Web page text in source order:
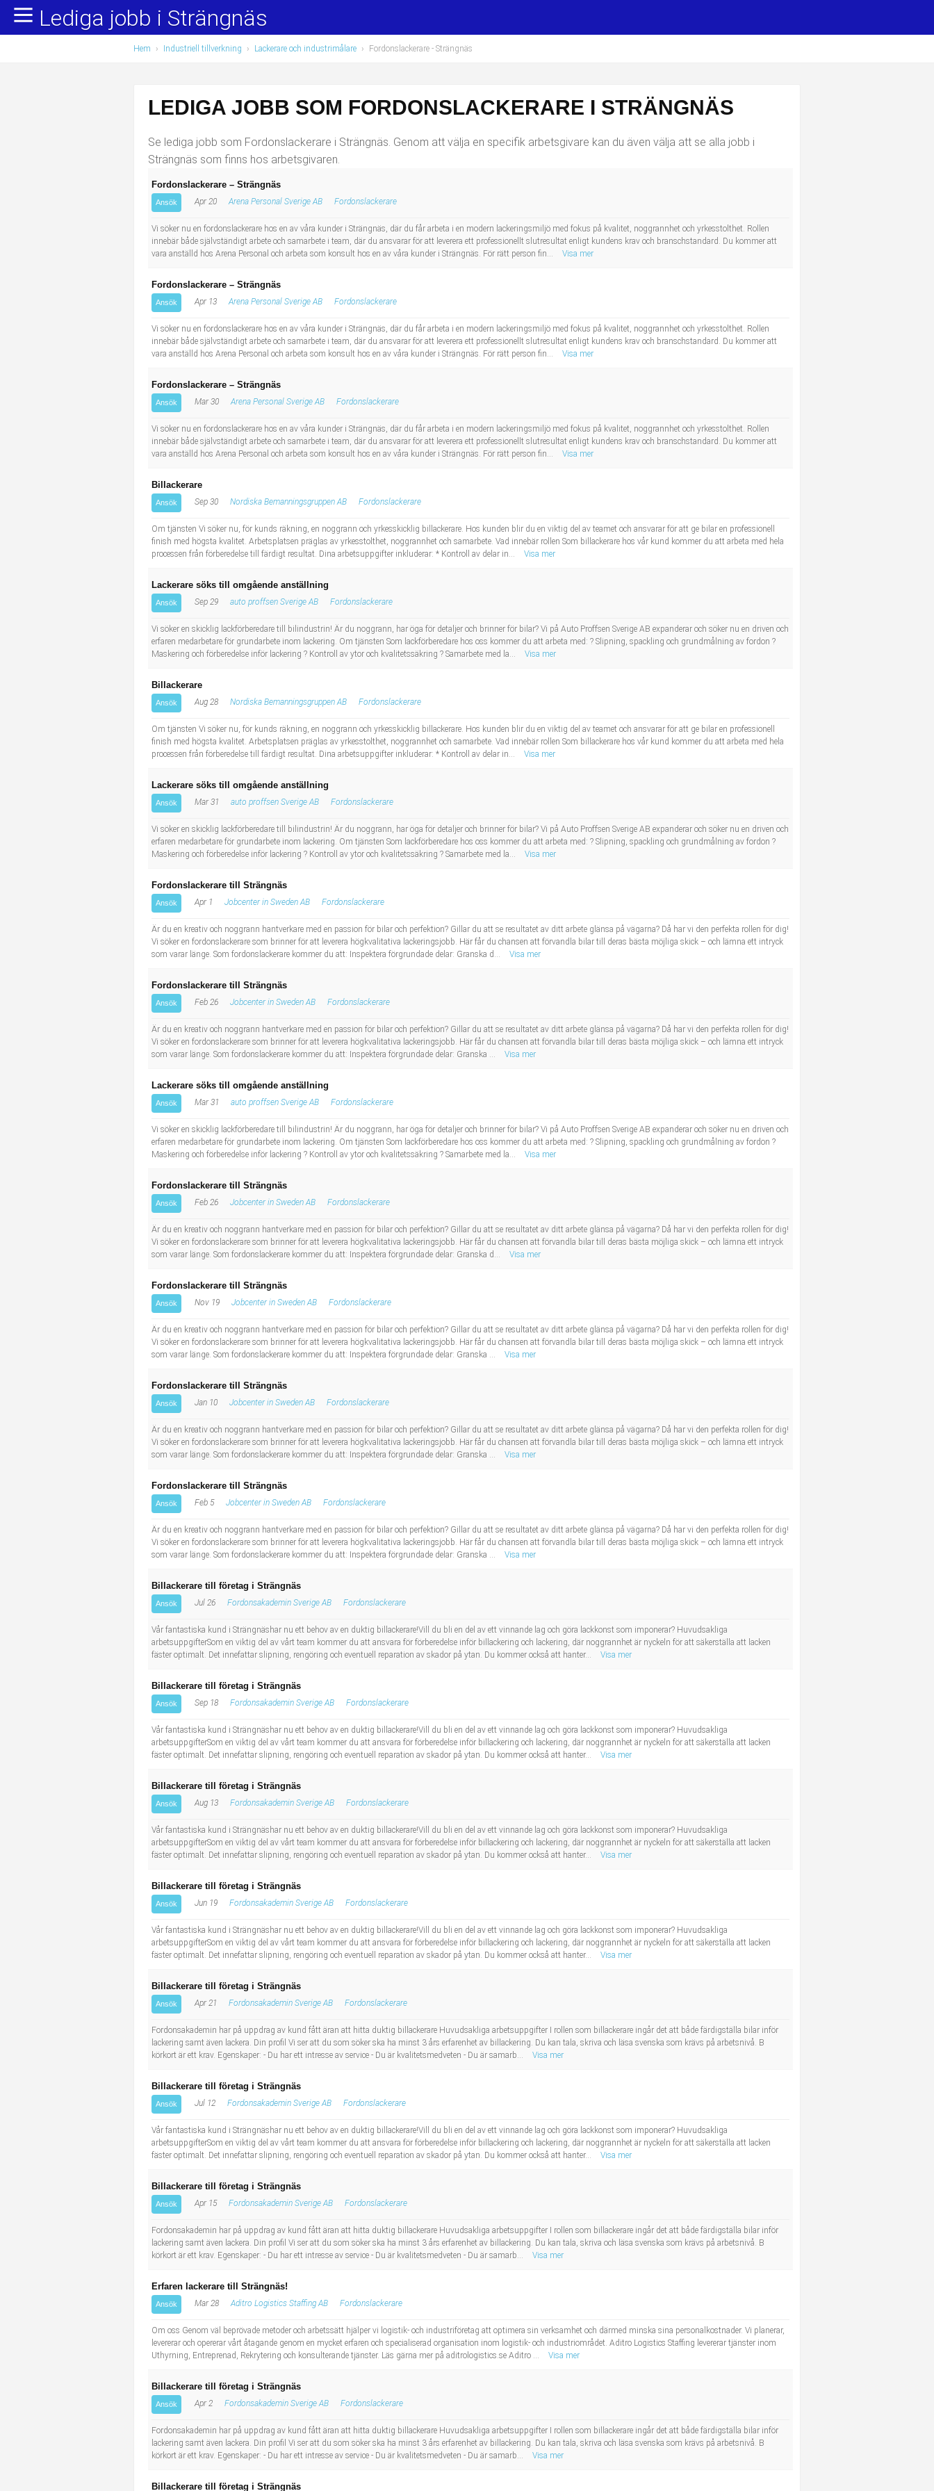
Yrkesområden
Administration, ekonomi, juridik
Försäljning, inköp, marknadsföring
Hotell, restaurang, storhushåll
Installation, drift, underhåll
Kropps- och skönhetsvård
Naturvetenskapligt arbete
Sanering och renhållning
Populära jobb
Undersköterska, hemtjänst och äldreboende
Lärare i förskola/Förskollärare
Bussförare/Busschaufför
Behandlingsassistent/Socialpedagog
Tidningsbud/Tidningsdistributör
Lärare i fritidshem/Fritidspedagog
Taxiförare/Taxichaufför
Läkarsekreterare/Vårdadmin/Medicinsk sekreterare
Informatör/Kommunikatör
Sjuksköterska, grundutbildad
Lediga jobb i Strängnäs
Hem › Industriell tillverkning › Lackerare och industrimålare › Fordonslackerare - Strängnäs
LEDIGA JOBB SOM FORDONSLACKERARE I STRÄNGNÄS
Se lediga jobb som Fordonslackerare i Strängnäs. Genom att välja en specifik arbetsgivare kan du även välja att se alla jobb i
Strängnäs som finns hos arbetsgivaren.
Fordonslackerare – Strängnäs
Ansök Apr 20 Arena Personal Sverige AB Fordonslackerare
Vi söker nu en fordonslackerare hos en av våra kunder i Strängnäs, där du får arbeta i en modern lackeringsmiljö med fokus på kvalitet, noggrannhet och yrkesstolthet. Rollen
innebär både självständigt arbete och samarbete i team, där du ansvarar för att leverera ett professionellt slutresultat enligt kundens krav och branschstandard. Du kommer att
vara anställd hos Arena Personal och arbeta som konsult hos en av våra kunder i Strängnäs. För rätt person fin...
Visa mer
Fordonslackerare – Strängnäs
Ansök Apr 13 Arena Personal Sverige AB Fordonslackerare
Vi söker nu en fordonslackerare hos en av våra kunder i Strängnäs, där du får arbeta i en modern lackeringsmiljö med fokus på kvalitet, noggrannhet och yrkesstolthet. Rollen
innebär både självständigt arbete och samarbete i team, där du ansvarar för att leverera ett professionellt slutresultat enligt kundens krav och branschstandard. Du kommer att
vara anställd hos Arena Personal och arbeta som konsult hos en av våra kunder i Strängnäs. För rätt person fin...
Visa mer
Fordonslackerare – Strängnäs
Ansök Mar 30 Arena Personal Sverige AB Fordonslackerare
Vi söker nu en fordonslackerare hos en av våra kunder i Strängnäs, där du får arbeta i en modern lackeringsmiljö med fokus på kvalitet, noggrannhet och yrkesstolthet. Rollen
innebär både självständigt arbete och samarbete i team, där du ansvarar för att leverera ett professionellt slutresultat enligt kundens krav och branschstandard. Du kommer att
vara anställd hos Arena Personal och arbeta som konsult hos en av våra kunder i Strängnäs. För rätt person fin...
Visa mer
Billackerare
Ansök Sep 30 Nordiska Bemanningsgruppen AB Fordonslackerare
Om tjänsten Vi söker nu, för kunds räkning, en noggrann och yrkesskicklig billackerare. Hos kunden blir du en viktig del av teamet och ansvarar för att ge bilar en professionell
finish med högsta kvalitet. Arbetsplatsen präglas av yrkesstolthet, noggrannhet och samarbete. Vad innebär rollen Som billackerare hos vår kund kommer du att arbeta med hela
processen från förberedelse till färdigt resultat. Dina arbetsuppgifter inkluderar: * Kontroll av delar in...
Visa mer
Lackerare söks till omgående anställning
Ansök Sep 29 auto proffsen Sverige AB Fordonslackerare
Vi söker en skicklig lackförberedare till bilindustrin! Är du noggrann, har öga för detaljer och brinner för bilar? Vi på Auto Proffsen Sverige AB expanderar och söker nu en driven och
erfaren medarbetare för grundarbete inom lackering. Om tjänsten Som lackförberedare hos oss kommer du att arbeta med: ? Slipning, spackling och grundmålning av fordon ?
Maskering och förberedelse inför lackering ? Kontroll av ytor och kvalitetssäkring ? Samarbete med la...
Visa mer
Billackerare
Ansök Aug 28 Nordiska Bemanningsgruppen AB Fordonslackerare
Om tjänsten Vi söker nu, för kunds räkning, en noggrann och yrkesskicklig billackerare. Hos kunden blir du en viktig del av teamet och ansvarar för att ge bilar en professionell
finish med högsta kvalitet. Arbetsplatsen präglas av yrkesstolthet, noggrannhet och samarbete. Vad innebär rollen Som billackerare hos vår kund kommer du att arbeta med hela
processen från förberedelse till färdigt resultat. Dina arbetsuppgifter inkluderar: * Kontroll av delar in...
Visa mer
Lackerare söks till omgående anställning
Ansök Mar 31 auto proffsen Sverige AB Fordonslackerare
Vi söker en skicklig lackförberedare till bilindustrin! Är du noggrann, har öga för detaljer och brinner för bilar? Vi på Auto Proffsen Sverige AB expanderar och söker nu en driven och
erfaren medarbetare för grundarbete inom lackering. Om tjänsten Som lackförberedare hos oss kommer du att arbeta med: ? Slipning, spackling och grundmålning av fordon ?
Maskering och förberedelse inför lackering ? Kontroll av ytor och kvalitetssäkring ? Samarbete med la...
Visa mer
Fordonslackerare till Strängnäs
Ansök Apr 1 Jobcenter in Sweden AB Fordonslackerare
Är du en kreativ och noggrann hantverkare med en passion för bilar och perfektion? Gillar du att se resultatet av ditt arbete glänsa på vägarna? Då har vi den perfekta rollen för dig!
Vi söker en fordonslackerare som brinner för att leverera högkvalitativa lackeringsjobb. Här får du chansen att förvandla bilar till deras bästa möjliga skick – och lämna ett intryck
som varar länge. Som fordonslackerare kommer du att: Inspektera förgrundade delar: Granska d...
Visa mer
Fordonslackerare till Strängnäs
Ansök Feb 26 Jobcenter in Sweden AB Fordonslackerare
Är du en kreativ och noggrann hantverkare med en passion för bilar och perfektion? Gillar du att se resultatet av ditt arbete glänsa på vägarna? Då har vi den perfekta rollen för dig!
Vi söker en fordonslackerare som brinner för att leverera högkvalitativa lackeringsjobb. Här får du chansen att förvandla bilar till deras bästa möjliga skick – och lämna ett intryck
som varar länge. Som fordonslackerare kommer du att: Inspektera förgrundade delar: Granska ...
Visa mer
Lackerare söks till omgående anställning
Ansök Mar 31 auto proffsen Sverige AB Fordonslackerare
Vi söker en skicklig lackförberedare till bilindustrin! Är du noggrann, har öga för detaljer och brinner för bilar? Vi på Auto Proffsen Sverige AB expanderar och söker nu en driven och
erfaren medarbetare för grundarbete inom lackering. Om tjänsten Som lackförberedare hos oss kommer du att arbeta med: ? Slipning, spackling och grundmålning av fordon ?
Maskering och förberedelse inför lackering ? Kontroll av ytor och kvalitetssäkring ? Samarbete med la...
Visa mer
Fordonslackerare till Strängnäs
Ansök Feb 26 Jobcenter in Sweden AB Fordonslackerare
Är du en kreativ och noggrann hantverkare med en passion för bilar och perfektion? Gillar du att se resultatet av ditt arbete glänsa på vägarna? Då har vi den perfekta rollen för dig!
Vi söker en fordonslackerare som brinner för att leverera högkvalitativa lackeringsjobb. Här får du chansen att förvandla bilar till deras bästa möjliga skick – och lämna ett intryck
som varar länge. Som fordonslackerare kommer du att: Inspektera förgrundade delar: Granska d...
Visa mer
Fordonslackerare till Strängnäs
Ansök Nov 19 Jobcenter in Sweden AB Fordonslackerare
Är du en kreativ och noggrann hantverkare med en passion för bilar och perfektion? Gillar du att se resultatet av ditt arbete glänsa på vägarna? Då har vi den perfekta rollen för dig!
Vi söker en fordonslackerare som brinner för att leverera högkvalitativa lackeringsjobb. Här får du chansen att förvandla bilar till deras bästa möjliga skick – och lämna ett intryck
som varar länge. Som fordonslackerare kommer du att: Inspektera förgrundade delar: Granska ...
Visa mer
Fordonslackerare till Strängnäs
Ansök Jan 10 Jobcenter in Sweden AB Fordonslackerare
Är du en kreativ och noggrann hantverkare med en passion för bilar och perfektion? Gillar du att se resultatet av ditt arbete glänsa på vägarna? Då har vi den perfekta rollen för dig!
Vi söker en fordonslackerare som brinner för att leverera högkvalitativa lackeringsjobb. Här får du chansen att förvandla bilar till deras bästa möjliga skick – och lämna ett intryck
som varar länge. Som fordonslackerare kommer du att: Inspektera förgrundade delar: Granska ...
Visa mer
Fordonslackerare till Strängnäs
Ansök Feb 5 Jobcenter in Sweden AB Fordonslackerare
Är du en kreativ och noggrann hantverkare med en passion för bilar och perfektion? Gillar du att se resultatet av ditt arbete glänsa på vägarna? Då har vi den perfekta rollen för dig!
Vi söker en fordonslackerare som brinner för att leverera högkvalitativa lackeringsjobb. Här får du chansen att förvandla bilar till deras bästa möjliga skick – och lämna ett intryck
som varar länge. Som fordonslackerare kommer du att: Inspektera förgrundade delar: Granska ...
Visa mer
Billackerare till företag i Strängnäs
Ansök Jul 26 Fordonsakademin Sverige AB Fordonslackerare
Vår fantastiska kund i Strängnäshar nu ett behov av en duktig billackerare!Vill du bli en del av ett vinnande lag och göra lackkonst som imponerar? Huvudsakliga
arbetsuppgifterSom en viktig del av vårt team kommer du att ansvara för förberedelse inför billackering och lackering, där noggrannhet är nyckeln för att säkerställa att lacken
fäster optimalt. Det innefattar slipning, rengöring och eventuell reparation av skador på ytan. Du kommer också att hanter...
Visa mer
Billackerare till företag i Strängnäs
Ansök Sep 18 Fordonsakademin Sverige AB Fordonslackerare
Vår fantastiska kund i Strängnäshar nu ett behov av en duktig billackerare!Vill du bli en del av ett vinnande lag och göra lackkonst som imponerar? Huvudsakliga
arbetsuppgifterSom en viktig del av vårt team kommer du att ansvara för förberedelse inför billackering och lackering, där noggrannhet är nyckeln för att säkerställa att lacken
fäster optimalt. Det innefattar slipning, rengöring och eventuell reparation av skador på ytan. Du kommer också att hanter...
Visa mer
Billackerare till företag i Strängnäs
Ansök Aug 13 Fordonsakademin Sverige AB Fordonslackerare
Vår fantastiska kund i Strängnäshar nu ett behov av en duktig billackerare!Vill du bli en del av ett vinnande lag och göra lackkonst som imponerar? Huvudsakliga
arbetsuppgifterSom en viktig del av vårt team kommer du att ansvara för förberedelse inför billackering och lackering, där noggrannhet är nyckeln för att säkerställa att lacken
fäster optimalt. Det innefattar slipning, rengöring och eventuell reparation av skador på ytan. Du kommer också att hanter...
Visa mer
Billackerare till företag i Strängnäs
Ansök Jun 19 Fordonsakademin Sverige AB Fordonslackerare
Vår fantastiska kund i Strängnäshar nu ett behov av en duktig billackerare!Vill du bli en del av ett vinnande lag och göra lackkonst som imponerar? Huvudsakliga
arbetsuppgifterSom en viktig del av vårt team kommer du att ansvara för förberedelse inför billackering och lackering, där noggrannhet är nyckeln för att säkerställa att lacken
fäster optimalt. Det innefattar slipning, rengöring och eventuell reparation av skador på ytan. Du kommer också att hanter...
Visa mer
Billackerare till företag i Strängnäs
Ansök Apr 21 Fordonsakademin Sverige AB Fordonslackerare
Fordonsakademin har på uppdrag av kund fått äran att hitta duktig billackerare Huvudsakliga arbetsuppgifter I rollen som billackerare ingår det att både färdigställa bilar inför
lackering samt även lackera. Din profil Vi ser att du som söker ska ha minst 3 års erfarenhet av billackering. Du kan tala, skriva och läsa svenska som krävs på arbetsnivå. B
körkort är ett krav. Egenskaper: - Du har ett intresse av service - Du är kvalitetsmedveten - Du är samarb...
Visa mer
Billackerare till företag i Strängnäs
Ansök Jul 12 Fordonsakademin Sverige AB Fordonslackerare
Vår fantastiska kund i Strängnäshar nu ett behov av en duktig billackerare!Vill du bli en del av ett vinnande lag och göra lackkonst som imponerar? Huvudsakliga
arbetsuppgifterSom en viktig del av vårt team kommer du att ansvara för förberedelse inför billackering och lackering, där noggrannhet är nyckeln för att säkerställa att lacken
fäster optimalt. Det innefattar slipning, rengöring och eventuell reparation av skador på ytan. Du kommer också att hanter...
Visa mer
Billackerare till företag i Strängnäs
Ansök Apr 15 Fordonsakademin Sverige AB Fordonslackerare
Fordonsakademin har på uppdrag av kund fått äran att hitta duktig billackerare Huvudsakliga arbetsuppgifter I rollen som billackerare ingår det att både färdigställa bilar inför
lackering samt även lackera. Din profil Vi ser att du som söker ska ha minst 3 års erfarenhet av billackering. Du kan tala, skriva och läsa svenska som krävs på arbetsnivå. B
körkort är ett krav. Egenskaper: - Du har ett intresse av service - Du är kvalitetsmedveten - Du är samarb...
Visa mer
Erfaren lackerare till Strängnäs!
Ansök Mar 28 Aditro Logistics Staffing AB Fordonslackerare
Om oss Genom väl beprövade metoder och arbetssätt hjälper vi logistik- och industriföretag att optimera sin verksamhet och därmed minska sina personalkostnader. Vi planerar,
levererar och opererar vårt åtagande genom en mycket erfaren och specialiserad organisation inom logistik- och industriområdet. Aditro Logistics Staffing levererar tjänster inom
Uthyrning, Entreprenad, Rekrytering och konsulterande tjänster. Läs gärna mer på aditrologistics.se Aditro ...
Visa mer
Billackerare till företag i Strängnäs
Ansök Apr 2 Fordonsakademin Sverige AB Fordonslackerare
Fordonsakademin har på uppdrag av kund fått äran att hitta duktig billackerare Huvudsakliga arbetsuppgifter I rollen som billackerare ingår det att både färdigställa bilar inför
lackering samt även lackera. Din profil Vi ser att du som söker ska ha minst 3 års erfarenhet av billackering. Du kan tala, skriva och läsa svenska som krävs på arbetsnivå. B
körkort är ett krav. Egenskaper: - Du har ett intresse av service - Du är kvalitetsmedveten - Du är samarb...
Visa mer
Billackerare till företag i Strängnäs